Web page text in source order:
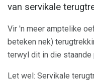
van servikale
Vir 'n meer amptelike
beteken nek)
terwyl dit in die
Let wel: Servikale